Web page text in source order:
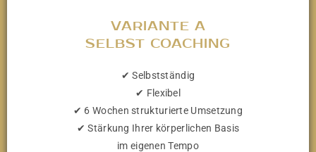
VARIANTE A
SELBST COACHING
✔ Selbstständig
✔ Flexibel
✔ 6 Wochen strukturierte Umsetzung
✔ Stärkung Ihrer körperlichen Basis
im eigenen Tempo